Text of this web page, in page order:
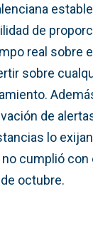
de
real sobre
sobre
de
lo
no cumplió con
octubre.